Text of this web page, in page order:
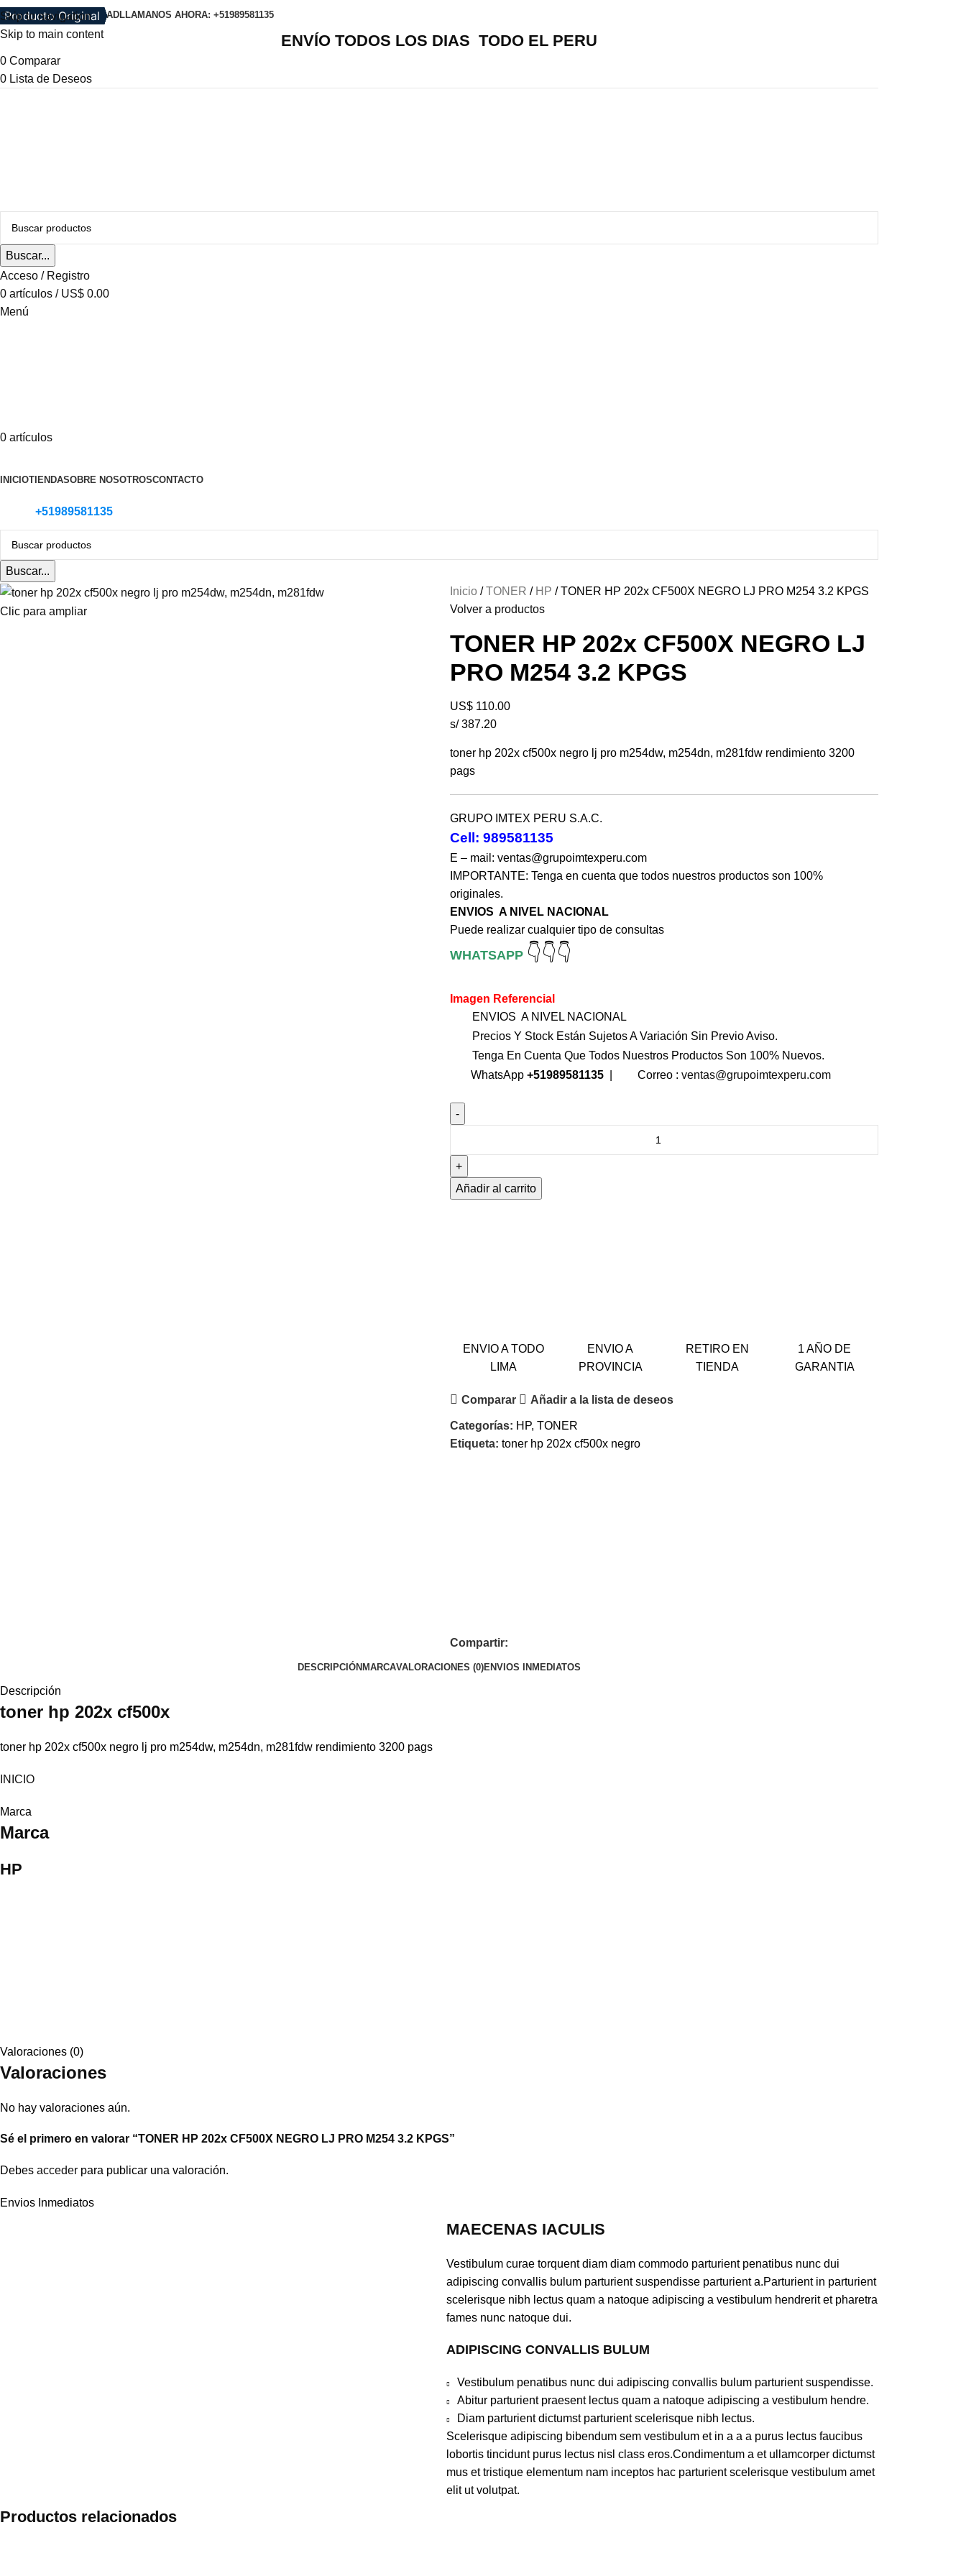
Skip to navigation
Skip to main content
POLITICA DE PRIVACIDADLLAMANOS AHORA: +51989581135
ENVÍO TODOS LOS DIAS TODO EL PERU
0 Comparar
0 Lista de Deseos
Buscar...
Acceso / Registro
0 artículos / US$ 0.00
Menú
0 artículos
INICIOTIENDASOBRE NOSOTROSCONTACTO
+51989581135
Buscar...
Producto Original
Clic para ampliar
Inicio TONER HP
TONER HP 202x CF500X NEGRO LJ PRO M254 3.2 KPGS
Volver a productos
TONER HP 202x CF500X NEGRO LJ
PRO M254 3.2 KPGS
US$110.00
s/ 387.20
toner hp 202x cf500x negro lj pro m254dw, m254dn, m281fdw rendimiento 3200
pags
GRUPO IMTEX PERU S.A.C.
Cell: 989581135
E – mail: ventas@grupoimtexperu.com
IMPORTANTE: Tenga en cuenta que todos nuestros productos son 100%
originales.
ENVIOS A NIVEL NACIONAL
Puede realizar cualquier tipo de consultas
WHATSAPP 👇👇👇
Imagen Referencial
ENVIOS A NIVEL NACIONAL
Precios Y Stock Están Sujetos A Variación Sin Previo Aviso.
Tenga En Cuenta Que Todos Nuestros Productos Son 100% Nuevos.
WhatsApp +51989581135 Correo : ventas@grupoimtexperu.com
Añadir al carrito
ENVIO A TODO
LIMA
ENVIO A
PROVINCIA
RETIRO EN
TIENDA
1 AÑO DE
GARANTIA
Comparar Añadir a la lista de deseos
Categorías: HP, TONER
Etiqueta: toner hp 202x cf500x negro
Compartir:
DESCRIPCIÓNMARCAVALORACIONES (0)ENVIOS INMEDIATOS
Descripción
toner hp 202x cf500x
toner hp 202x cf500x negro lj pro m254dw, m254dn, m281fdw rendimiento 3200 pags
INICIO
Marca
Marca
HP
Valoraciones (0)
Valoraciones
No hay valoraciones aún.
Sé el primero en valorar “TONER HP 202x CF500X NEGRO LJ PRO M254 3.2 KPGS”
Debes acceder para publicar una valoración.
Envios Inmediatos
MAECENAS IACULIS
Vestibulum curae torquent diam diam commodo parturient penatibus nunc dui
adipiscing convallis bulum parturient suspendisse parturient a.Parturient in parturient
scelerisque nibh lectus quam a natoque adipiscing a vestibulum hendrerit et pharetra
fames nunc natoque dui.
ADIPISCING CONVALLIS BULUM
Vestibulum penatibus nunc dui adipiscing convallis bulum parturient suspendisse.
Abitur parturient praesent lectus quam a natoque adipiscing a vestibulum hendre.
Diam parturient dictumst parturient scelerisque nibh lectus.
Scelerisque adipiscing bibendum sem vestibulum et in a a a purus lectus faucibus
lobortis tincidunt purus lectus nisl class eros.Condimentum a et ullamcorper dictumst
mus et tristique elementum nam inceptos hac parturient scelerisque vestibulum amet
elit ut volutpat.
Productos relacionados
AGOTADO
Producto Original
Producto Original
Producto Original
AGOTADO
Producto Original
Producto Original
Producto Original